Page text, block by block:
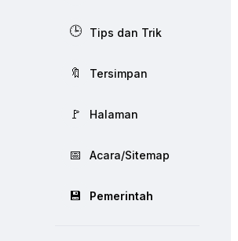
🕒 Tips dan Trik
🔖 Tersimpan
🚩 Halaman
📅 Acara/Sitemap
💾 Pemerintah